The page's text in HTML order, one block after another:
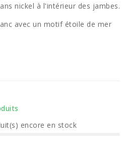
nickel à l'intérieur des jambes.
avec un motif étoile de mer
encore en stock